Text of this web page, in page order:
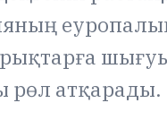
рөл атқарады.